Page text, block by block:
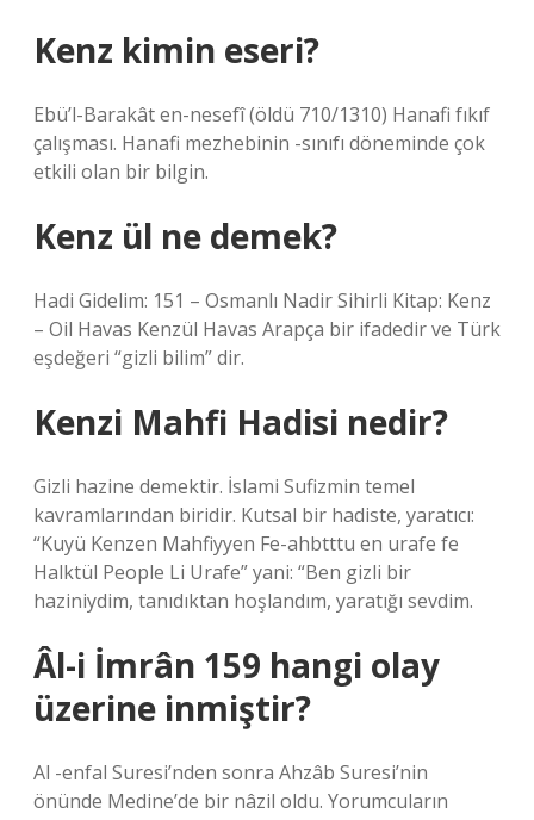
Kenz kimin eseri?
Ebü’l-Barakât en-nesefî (öldü 710/1310) Hanafi fıkıf
çalışması. Hanafi mezhebinin -sınıfı döneminde çok
etkili olan bir bilgin.
Kenz ül ne demek?
Hadi Gidelim: 151 – Osmanlı Nadir Sihirli Kitap: Kenz
– Oil Havas Kenzül Havas Arapça bir ifadedir ve Türk
eşdeğeri “gizli bilim” dir.
Kenzi Mahfi Hadisi nedir?
Gizli hazine demektir. İslami Sufizmin temel
kavramlarından biridir. Kutsal bir hadiste, yaratıcı:
“Kuyü Kenzen Mahfiyyen Fe-ahbtttu en urafe fe
Halktül People Li Urafe” yani: “Ben gizli bir
haziniydim, tanıdıktan hoşlandım, yaratığı sevdim.
Âl-i İmrân 159 hangi olay
üzerine inmiştir?
Al -enfal Suresi’nden sonra Ahzâb Suresi’nin
önünde Medine’de bir nâzil oldu. Yorumcuların